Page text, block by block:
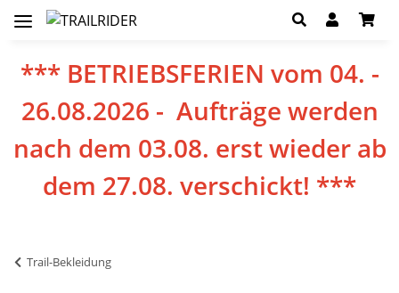
*** BETRIEBSFERIEN vom 04. -
26.08.2026 - Aufträge werden
nach dem 03.08. erst wieder ab
dem 27.08. verschickt! ***
Trail-Bekleidung